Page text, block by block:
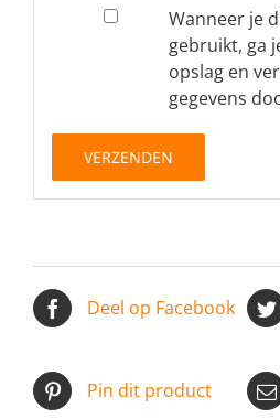
Wanneer je
gebruikt, ga
opslag en
gegevens
Deel op Facebook
Pin dit product